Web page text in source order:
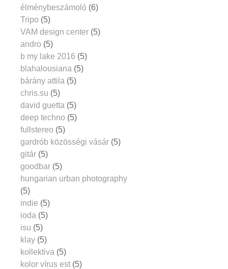
élménybeszámoló (6)
Tripo (5)
VAM design center (5)
andro (5)
b my lake 2016 (5)
blahalousiana (5)
bárány attila (5)
chris.su (5)
david guetta (5)
deep techno (5)
fullstereo (5)
gardrób közösségi vásár (5)
gitár (5)
goodbar (5)
hungarian urban photography
(5)
indie (5)
ioda (5)
isu (5)
klay (5)
kollektiva (5)
kolor vírus est (5)